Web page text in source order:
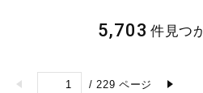
/ 229 ページ
5,703 件見つ